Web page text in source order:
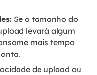
Se o tamanho do
levará algum
mais tempo
de upload ou